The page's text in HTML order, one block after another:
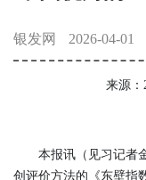
银发网 2026-04-01
来源：
本报讯（见习记者金
创评价方法的《东壁指